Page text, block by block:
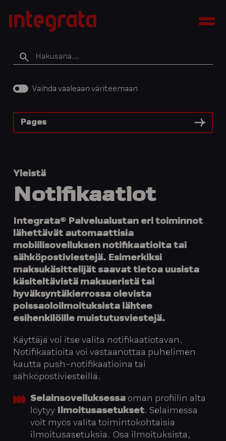
sisältöön
Integratan
tietopankki
Hakusana
Vaihda vaaleaan väriteemaan
Pages
Yleistä
Notifikaatiot
Integrata® Palvelualustan eri toiminnot
lähettävät automaattisia
mobiilisovelluksen notifikaatioita tai
sähköpostiviestejä. Esimerkiksi
maksukäsittelijät saavat tietoa uusista
käsiteltävistä maksueristä tai
hyväksyntäkierrossa olevista
poissaoloilmoituksista lähtee
esihenkilöille muistutusviestejä.
Käyttäjä voi itse valita notifikaatiotavan.
Notifikaatioita voi vastaanottaa puhelimen
kautta push-notifikaatioina tai
sähköpostiviesteillä.
Selainsovelluksessa oman profiilin alta
löytyy
Ilmoitusasetukset. Selaimessa
voit myös valita toimintokohtaisia
ilmoitusasetuksia. Osa ilmoituksista,